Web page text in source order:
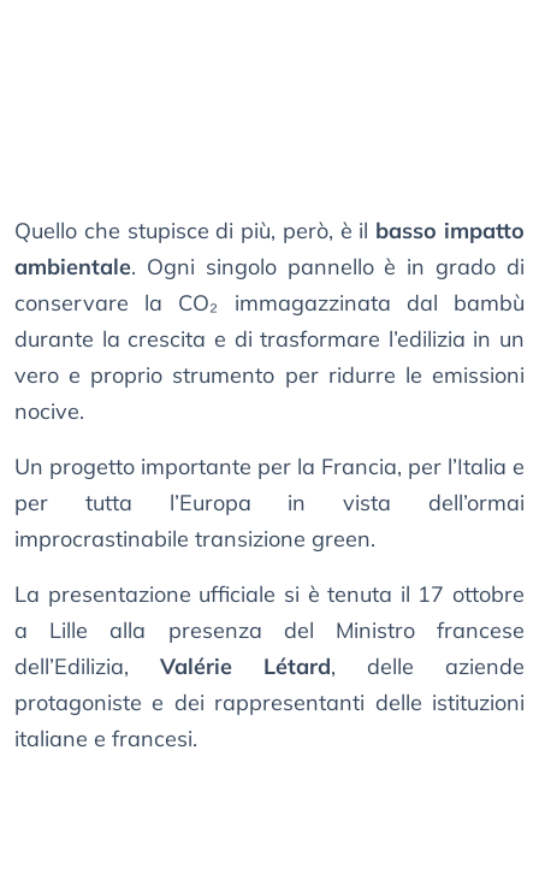
Quello che stupisce di più, però, è il basso impatto
ambientale. Ogni singolo pannello è in grado di
conservare la CO₂ immagazzinata dal bambù
durante la crescita e di trasformare l’edilizia in un
vero e proprio strumento per ridurre le emissioni
nocive.
Un progetto importante per la Francia, per l’Italia e
per tutta l’Europa in vista dell’ormai
improcrastinabile transizione green.
La presentazione ufficiale si è tenuta il 17 ottobre
a Lille alla presenza del Ministro francese
dell’Edilizia, Valérie Létard, delle aziende
protagoniste e dei rappresentanti delle istituzioni
italiane e francesi.